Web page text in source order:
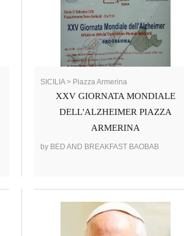
SICILIA > Piazza Armerina
XXV GIORNATA MONDIALE
DELL'ALZHEIMER PIAZZA
ARMERINA
by BED AND BREAKFAST BAOBAB